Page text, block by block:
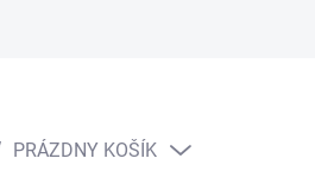
NÁKUPNÝ KOŠÍK
PRÁZDNY KOŠÍK